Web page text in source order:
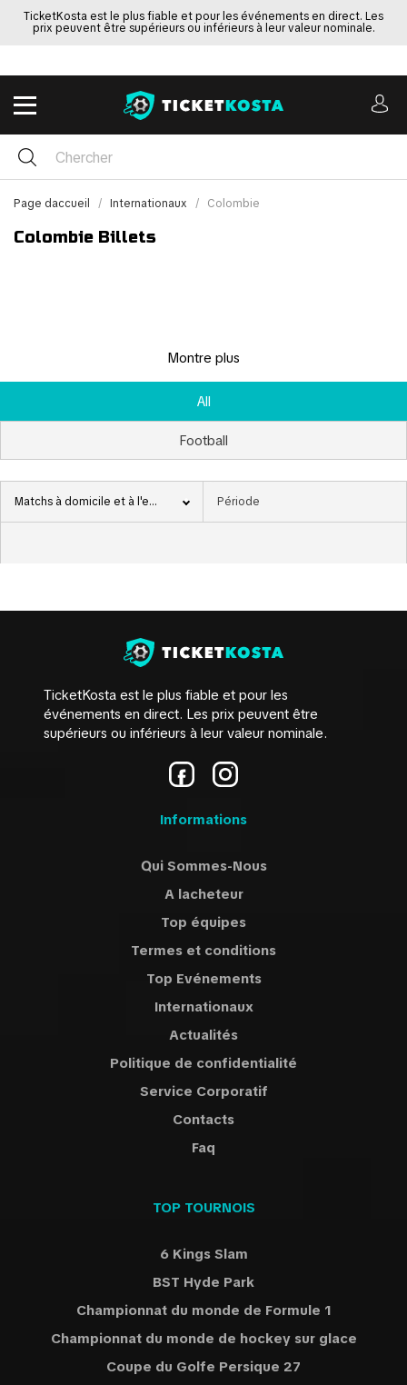
TicketKosta est le plus fiable et pour les événements en direct. Les
prix peuvent être supérieurs ou inférieurs à leur valeur nominale.
Page daccueil Internationaux Colombie
Colombie Billets
Montre plus
All
Football
Matchs à domicile et à l'extérieur
TicketKosta est le plus fiable et pour les
événements en direct. Les prix peuvent être
supérieurs ou inférieurs à leur valeur nominale.
Informations
Qui Sommes-Nous
A lacheteur
Top équipes
Termes et conditions
Top Evénements
Internationaux
Actualités
Politique de confidentialité
Service Corporatif
Contacts
Faq
TOP TOURNOIS
6 Kings Slam
BST Hyde Park
Championnat du monde de Formule 1
Championnat du monde de hockey sur glace
Coupe du Golfe Persique 27